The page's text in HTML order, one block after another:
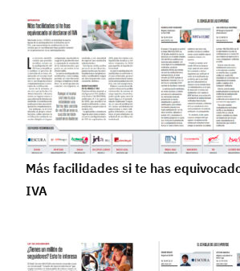
Más facilidades si te has
IVA